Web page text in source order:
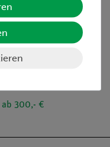
ab 300,- €